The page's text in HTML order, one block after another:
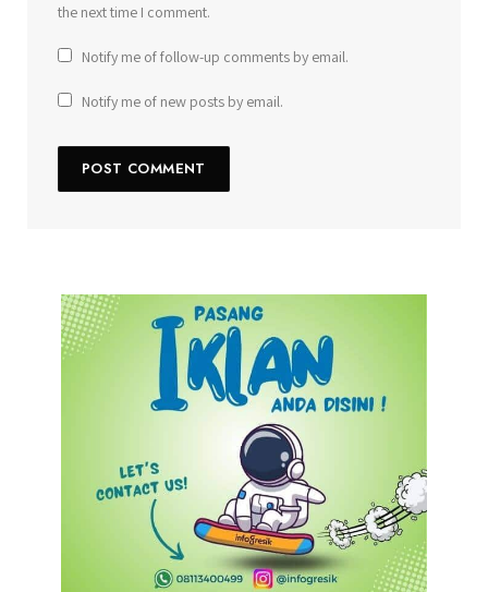
the next time I comment.
Notify me of follow-up comments by email.
Notify me of new posts by email.